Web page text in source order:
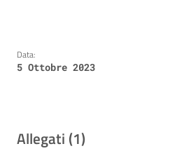
Data:
5 Ottobre 2023
Allegati (1)